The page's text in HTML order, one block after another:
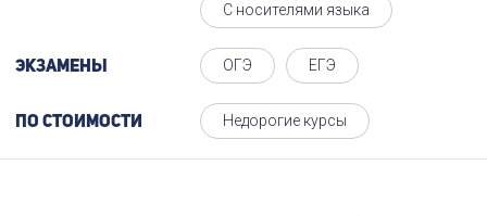
С носителями языка
Экзамены ОГЭ ЕГЭ
По стоимости Недорогие курсы